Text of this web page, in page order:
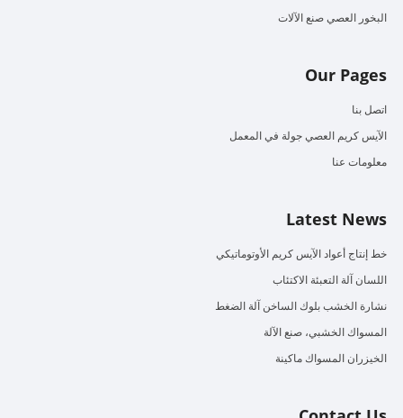
البخور العصي صنع الآلات
Our Pages
اتصل بنا
الآيس كريم العصي جولة في المعمل
معلومات عنا
Latest News
خط إنتاج أعواد الآيس كريم الأوتوماتيكي
اللسان آلة التعبئة الاكتئاب
نشارة الخشب بلوك الساخن آلة الضغط
المسواك الخشبي، صنع الآلة
الخيزران المسواك ماكينة